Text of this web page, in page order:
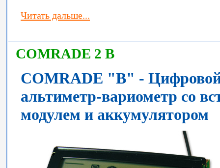
Читать дальше...
COMRADE 2 B
COMRADE "B" - Цифровой
альтиметр-вариометр cо
модулем и аккумулятором